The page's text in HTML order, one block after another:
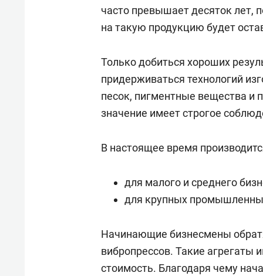
часто превышает десяток лет,
на такую продукцию будет
Только добиться хороших
придерживаться технологий
песок, пигментные вещества и
значение имеет строгое
В настоящее время
для малого и среднего
для крупных
Начинающие бизнесмены
вибропрессов. Такие
стоимость. Благодаря чему